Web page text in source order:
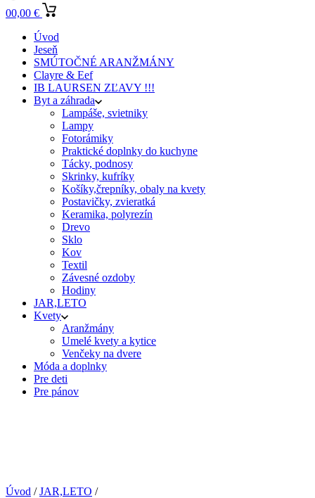
00,00 €
Úvod
Jeseň
SMÚTOČNÉ ARANŽMÁNY
Clayre & Eef
IB LAURSEN ZĽAVY !!!
Byt a záhrada
Lampáše, svietniky
Lampy
Fotorámiky
Praktické doplnky do kuchyne
Tácky, podnosy
Skrinky, kufríky
Košíky,črepníky, obaly na kvety
Postavičky, zvieratká
Keramika, polyrezín
Drevo
Sklo
Kov
Textil
Závesné ozdoby
Hodiny
JAR,LETO
Kvety
Aranžmány
Umelé kvety a kytice
Venčeky na dvere
Móda a doplnky
Pre deti
Pre pánov
Úvod /JAR,LETO /